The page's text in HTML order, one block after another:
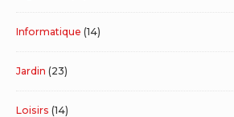
Informatique (14)
Jardin (23)
Loisirs (14)